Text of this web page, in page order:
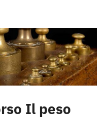
Il peso